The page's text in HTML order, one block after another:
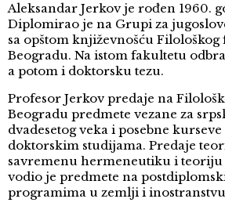
Aleksandar Jerkov je rođen 1960.
Diplomirao je na Grupi za
sa opštom književnošću Filološkog
Beogradu. Na istom fakultetu
a potom i doktorsku tezu.
Profesor Jerkov predaje na
Beogradu predmete vezane za
dvadesetog veka i posebne
doktorskim studijama. Predaje
savremenu hermeneutiku i teoriju
vodio je predmete na
programima u zemlji i